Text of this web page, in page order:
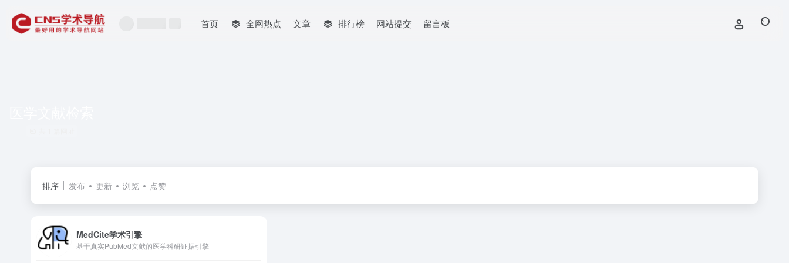
首页 全网热点 文章 排行榜 网站提交 留言板
排序 发布 更新 浏览 点赞
MedCite学术引擎
基于真实PubMed文献的医学科研证据引擎